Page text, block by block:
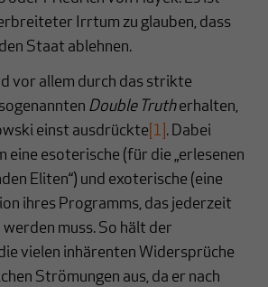
Irrtum zu glauben, dass
Staat ablehnen.
vor allem durch das strikte
Double Trutherhalten,
einst ausdrückte [1] . Dabei
eine esoterische (für die „erlesenen
Eliten“) und exoterische (eine
ihres Programms, das jederzeit
muss. So hält der
vielen inhärenten Widersprüche
Strömungen aus, da er nach